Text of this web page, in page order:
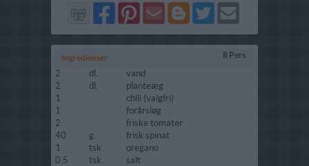
Del
på
Facebook
Del
på
Pinterest
Send
via
GMail
Del
på
Blogger
Del
på
Twitter
Send
Ingredienser 8 Pers.
2 dl.
vand
2
dl.
planteæg
1
chili (valgfri)
1
forårsløg
2
friske tomater
40
g.
frisk spinat
1
tsk.
oregano
0.5
tsk.
salt